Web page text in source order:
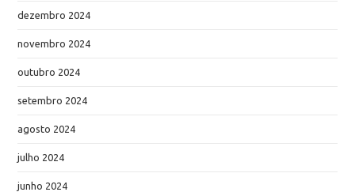
dezembro 2024
novembro 2024
outubro 2024
setembro 2024
agosto 2024
julho 2024
junho 2024